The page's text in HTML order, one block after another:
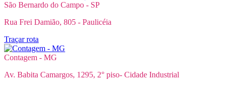
São Bernardo do Campo - SP
Rua Frei Damião, 805 - Paulicéia
Traçar rota
Contagem - MG
Av. Babita Camargos, 1295, 2° piso- Cidade Industrial